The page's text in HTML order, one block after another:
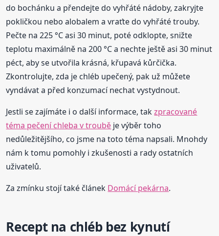
do bochánku a přendejte do vyhřáté nádoby, zakryjte
pokličkou nebo alobalem a vraťte do vyhřáté trouby.
Pečte na 225 °C asi 30 minut, poté odklopte, snižte
teplotu maximálně na 200 °C a nechte ještě asi 30 minut
péct, aby se utvořila krásná, křupavá kůrčička.
Zkontrolujte, zda je chléb upečený, pak už můžete
vyndávat a před konzumací nechat vystydnout.
Jestli se zajímáte i o další informace, takzpracované
téma pečení chleba v troubě je výběr toho
nedůležitějšího, co jsme na toto téma napsali. Mnohdy
nám k tomu pomohly i zkušenosti a rady ostatních
uživatelů.
Za zmínku stojí také článek Domácí pekárna.
Recept na chléb bez kynutí